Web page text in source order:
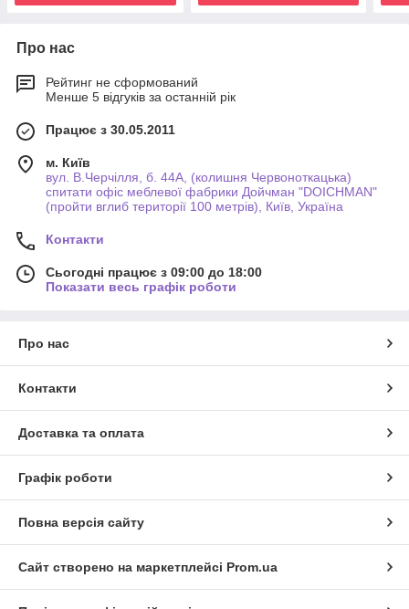
Про нас
Рейтинг не сформований
Менше 5 відгуків за останній рік
Працює з 30.05.2011
м. Київ
вул. В.Черчілля, б. 44А, (колишня Червоноткацька)
спитати офіс меблевої фабрики Дойчман "DOICHMAN"
(пройти вглиб території 100 метрів), Київ, Україна
Контакти
Сьогодні працює з 09:00 до 18:00
Показати весь графік роботи
Про нас
Контакти
Доставка та оплата
Графік роботи
Повна версія сайту
Сайт створено на маркетплейсі Prom.ua